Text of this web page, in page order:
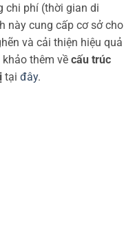
chi phí (thời gian di
này cung cấp cơ sở cho
và cải thiện hiệu quả
thêm về cấu trúc
tại đây.